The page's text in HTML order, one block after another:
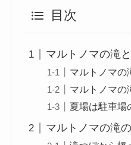
目次
マルトノマの滝
マルトノマの
マルトノマの
夏場は駐車場
マルトノマの滝